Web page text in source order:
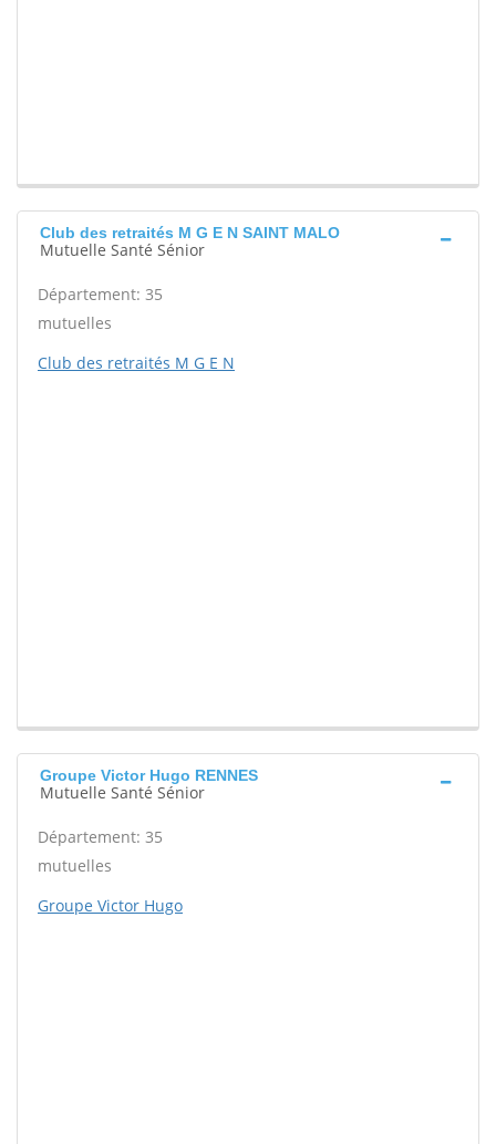
Club des retraités M G E N SAINT MALO
Mutuelle Santé Sénior
Département: 35
mutuelles
Club des retraités M G E N
Groupe Victor Hugo RENNES
Mutuelle Santé Sénior
Département: 35
mutuelles
Groupe Victor Hugo